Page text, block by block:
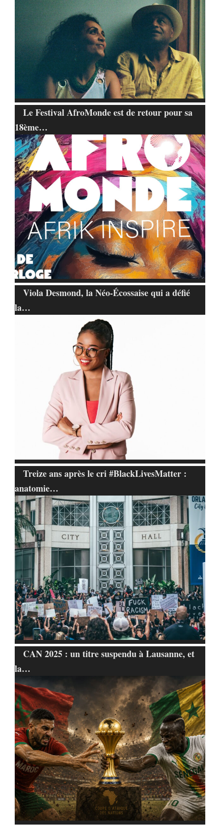
Le Festival AfroMonde est de retour pour sa
18ème…
Viola Desmond, la Néo-Écossaise qui a défié
la…
Treize ans après le cri #BlackLivesMatter :
anatomie…
CAN 2025 : un titre suspendu à Lausanne, et
la…